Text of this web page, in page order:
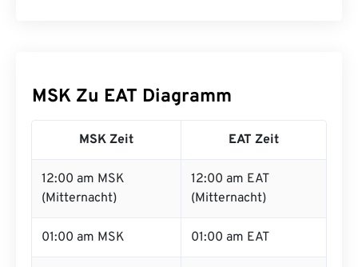
MSK Zu EAT Diagramm
MSK Zeit EAT Zeit
12:00 am MSK
(Mitternacht)
12:00 am EAT
(Mitternacht)
01:00 am MSK 01:00 am EAT